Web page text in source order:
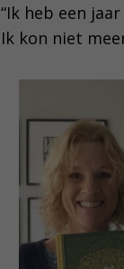
“Ik heb een
Ik kon niet